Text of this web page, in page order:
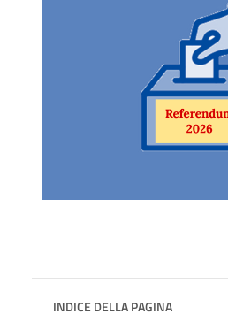
INDICE DELLA PAGINA